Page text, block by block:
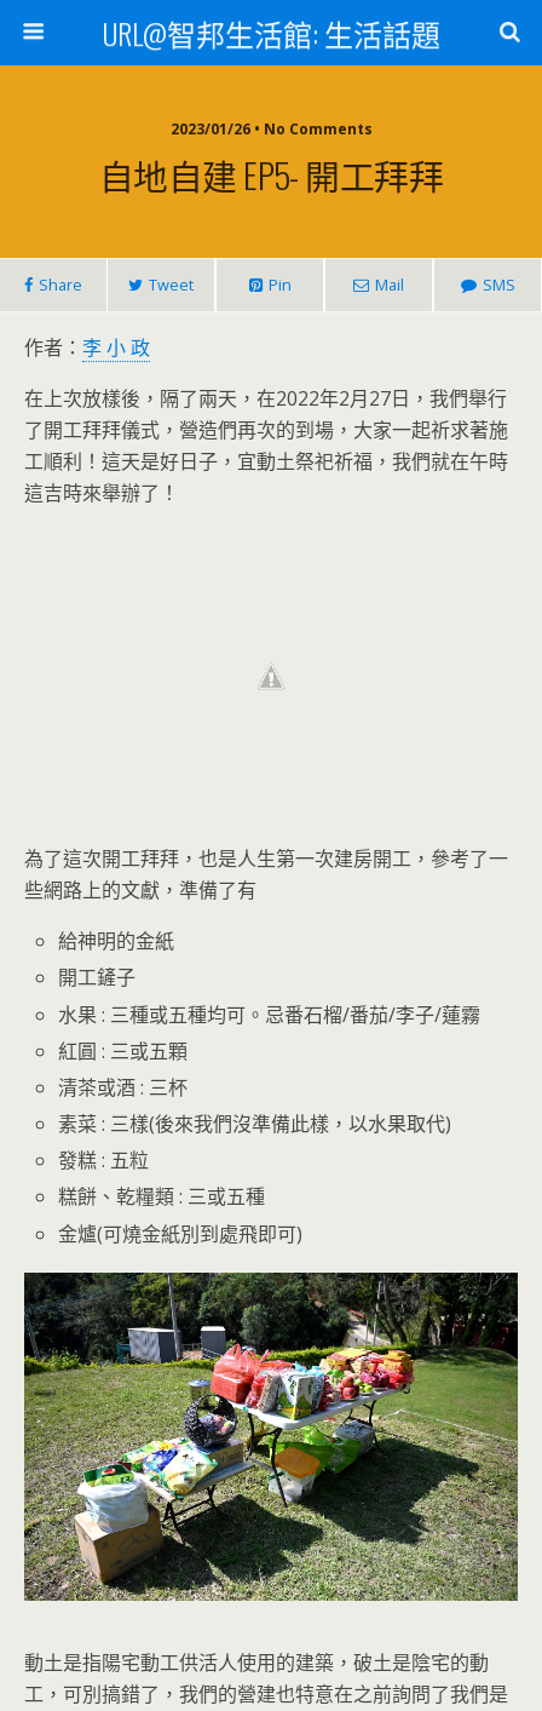
URL@智邦生活館: 生活話題
2023/01/26 • No Comments
自地自建 EP5- 開工拜拜
Share Tweet Pin Mail SMS
作者： 李 小 政
在上次放樣後，隔了兩天，在2022年2月27日，我們舉行
了開工拜拜儀式，營造們再次的到場，大家一起祈求著施
工順利！這天是好日子，宜動土祭祀祈福，我們就在午時
這吉時來舉辦了！
為了這次開工拜拜，也是人生第一次建房開工，參考了一
些網路上的文獻，準備了有
給神明的金紙
開工鏟子
水果 : 三種或五種均可。忌番石榴/番茄/李子/蓮霧
紅圓 : 三或五顆
清茶或酒 : 三杯
素菜 : 三樣(後來我們沒準備此樣，以水果取代)
發糕 : 五粒
糕餅、乾糧類 : 三或五種
金爐(可燒金紙別到處飛即可)
動土是指陽宅動工供活人使用的建築，破土是陰宅的動
工，可別搞錯了，我們的營建也特意在之前詢問了我們是